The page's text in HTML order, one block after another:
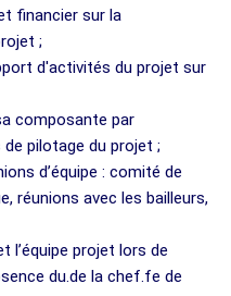
financier sur la
;
d'activités du projet sur
composante par
pilotage du projet ;
d’équipe : comité de
réunions avec les bailleurs,
l’équipe projet lors de
du.de la chef.fe de